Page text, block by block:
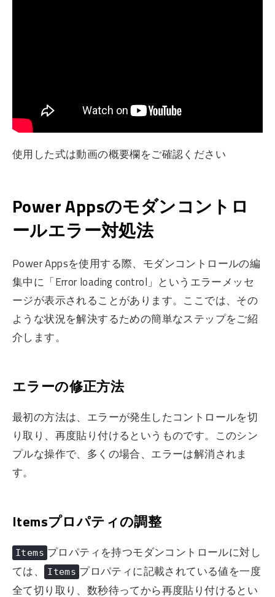
使用した式は動画の概要欄をご確認ください
Power Appsのモダンコントロ
ールエラー対処法
Power Appsを使用する際、モダンコントロールの編
集中に「Error loading control」というエラーメッセ
ージが表示されることがあります。ここでは、その
ような状況を解決するための簡単なステップをご紹
介します。
エラーの修正方法
最初の方法は、エラーが発生したコントロールを切
り取り、再度貼り付けるというものです。このシン
プルな操作で、多くの場合、エラーは解消されま
す。
Itemsプロパティの調整
Items プロパティを持つモダンコントロールに対し
ては、 Items プロパティに記載されている値を一度
全て切り取り、数秒待ってから再度貼り付けるとい